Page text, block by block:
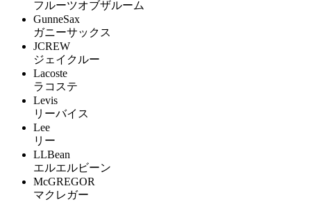
フルーツオブザルーム
GunneSax
ガニーサックス
JCREW
ジェイクルー
Lacoste
ラコステ
Levis
リーバイス
Lee
リー
LLBean
エルエルビーン
McGREGOR
マクレガー